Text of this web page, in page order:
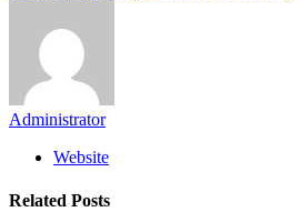
Administrator
Website
Related Posts